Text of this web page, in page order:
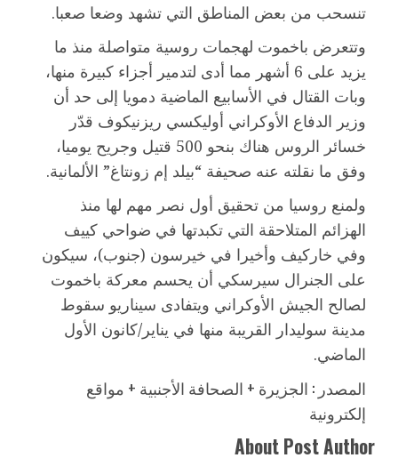
تنسحب من بعض المناطق التي تشهد وضعا صعبا.
وتتعرض باخموت لهجمات روسية متواصلة منذ ما
يزيد على 6 أشهر مما أدى لتدمير أجزاء كبيرة منها،
وبات القتال في الأسابيع الماضية دمويا إلى حد أن
وزير الدفاع الأوكراني أوليكسي ريزنيكوف قدّر
خسائر الروس هناك بنحو 500 قتيل وجريح يوميا،
وفق ما نقلته عنه صحيفة “بيلد إم زونتاغ” الألمانية.
ولمنع روسيا من تحقيق أول نصر مهم لها منذ
الهزائم المتلاحقة التي تكبدتها في ضواحي كييف
وفي خاركيف وأخيرا في خيرسون (جنوب)، سيكون
على الجنرال سيرسكي أن يحسم معركة باخموت
لصالح الجيش الأوكراني ويتفادى سيناريو سقوط
مدينة سوليدار القريبة منها في يناير/كانون الأول
الماضي.
المصدر : الجزيرة + الصحافة الأجنبية + مواقع
إلكترونية
About Post Author